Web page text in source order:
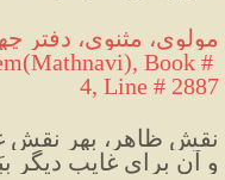
مولوی، مثنوی، دفتر
Book #
4, Line # 2887
نقشِ ظاهر، بهرِ نقشِ
و آن برای غایبِ دیگر